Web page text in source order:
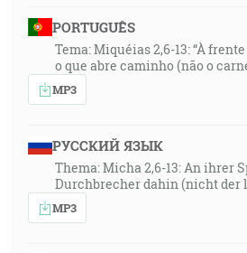
PORTUGUÊS
Tema: Miquéias 2,6-13: “À
o que abre caminho (não o
MP3
РУССКИЙ ЯЗЫК
Thema: Micha 2,6-13: An ihrer
Durchbrecher dahin (nicht der
MP3